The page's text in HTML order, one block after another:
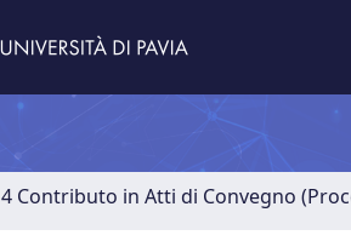
4 Contributo in Atti di Convegno